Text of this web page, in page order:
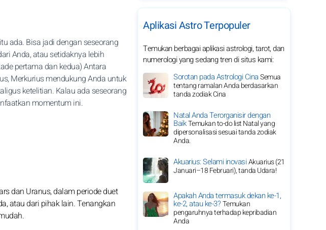
ada. Bisa jadi dengan seseorang
Anda, atau setidaknya lebih
pertama dan kedua) Antara
Merkurius mendukung Anda untuk
ketelitian. Kalau ada seseorang
momentum ini.
dan Uranus, dalam periode duet
atau dari pihak lain. Tenangkan
Aplikasi Astro Terpopuler
Temukan berbagai aplikasi astrologi, tarot, dan
numerologi yang sedang tren di situs kami:
Sorotan pada Astrologi CinaSemua
tentang ramalan Anda berdasarkan
tanda zodiak Cina
Natal Anda Terorganisir dengan
BaikTemukan to-do list Natal yang
dipersonalisasi sesuai tanda zodiak
Anda.
Akuarius: Selami inovasiAkuarius (21
Januari–18 Februari), tanda Udara!
Apakah Anda termasuk dekan ke-1,
ke-2, atau ke-3?Temukan
pengaruhnya terhadap kepribadian
Anda